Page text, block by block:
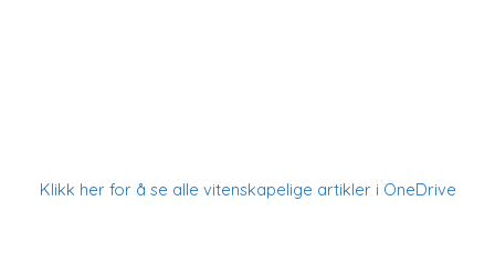
Klikk her for å se alle vitenskapelige artikler i OneDrive